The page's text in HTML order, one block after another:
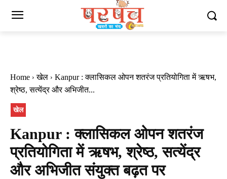
Home खेल
Kanpur : क्लासिकल ओपन शतरंज प्रतियोगिता में ऋषभ,
श्रेष्ठ, सत्येंद्र और अभिजीत...
खेल
Kanpur : क्लासिकल ओपन शतरंज
प्रतियोगिता में ऋषभ, श्रेष्ठ, सत्येंद्र
और अभिजीत संयुक्त बढ़त पर